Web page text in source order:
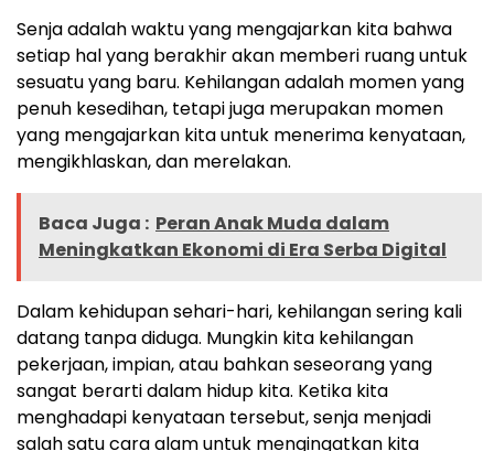
Senja adalah waktu yang mengajarkan kita bahwa
setiap hal yang berakhir akan memberi ruang untuk
sesuatu yang baru. Kehilangan adalah momen yang
penuh kesedihan, tetapi juga merupakan momen
yang mengajarkan kita untuk menerima kenyataan,
mengikhlaskan, dan merelakan.
Baca Juga : Peran Anak Muda dalam
Meningkatkan Ekonomi di Era Serba Digital
Dalam kehidupan sehari-hari, kehilangan sering kali
datang tanpa diduga. Mungkin kita kehilangan
pekerjaan, impian, atau bahkan seseorang yang
sangat berarti dalam hidup kita. Ketika kita
menghadapi kenyataan tersebut, senja menjadi
salah satu cara alam untuk mengingatkan kita